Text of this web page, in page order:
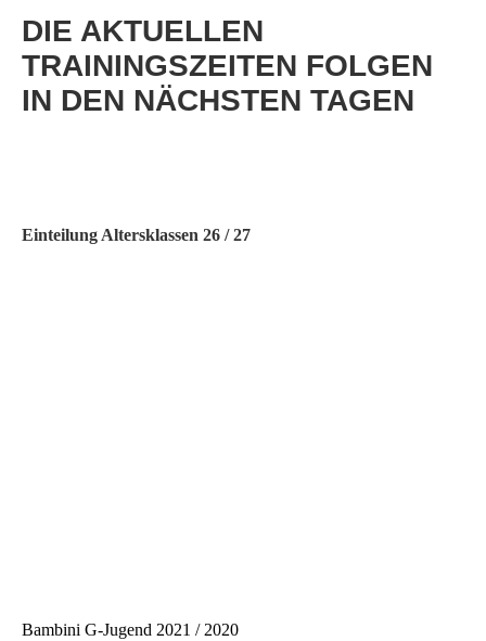
DIE AKTUELLEN
TRAININGSZEITEN FOLGEN
IN DEN NÄCHSTEN TAGEN
Einteilung Altersklassen 26 / 27
Bambini G-Jugend 2021 / 2020